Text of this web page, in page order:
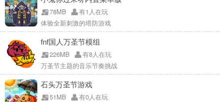
78MB
有1人在玩
体验全新刺激的塔防游戏
fnf国人万圣节模组
226MB
有8人在玩
万圣节主题的音乐节奏挑战
石头万圣节游戏
51MB
有0人在玩